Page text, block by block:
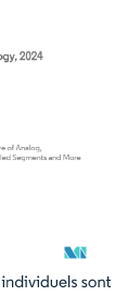
sous CC BY